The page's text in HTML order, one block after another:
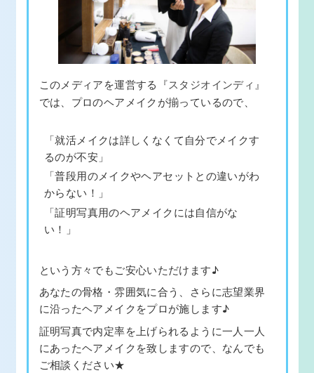
このメディアを運営する 『スタジオインディ』
では、プロのヘアメイクが揃っているので、
「就活メイクは詳しくなくて自分でメイクす
るのが不安」
「普段用のメイクやヘアセットとの違いがわ
からない！」
「証明写真用のヘアメイクには自信がな
い！」
という方々でもご安心いただけます♪
あなたの骨格・雰囲気に合う、さらに志望業界
に沿ったヘアメイクをプロが施します♪
証明写真で内定率を上げられるように一人一人
にあったヘアメイクを致しますので、なんでも
ご相談ください★